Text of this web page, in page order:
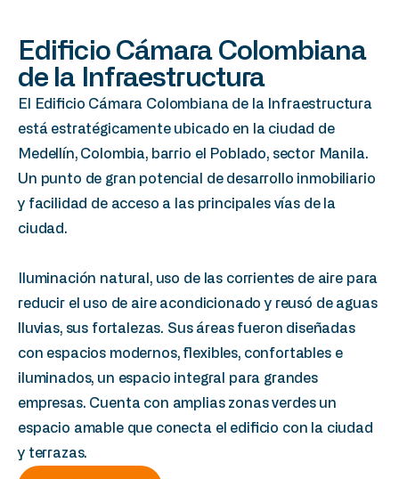
Edificio Cámara Colombiana
de la Infraestructura
El Edificio Cámara Colombiana de la Infraestructura
está estratégicamente ubicado en la ciudad de
Medellín, Colombia, barrio el Poblado, sector Manila.
Un punto de gran potencial de desarrollo inmobiliario
y facilidad de acceso a las principales vías de la
ciudad.
Iluminación natural, uso de las corrientes de aire para
reducir el uso de aire acondicionado y reusó de aguas
lluvias, sus fortalezas. Sus áreas fueron diseñadas
con espacios modernos, flexibles, confortables e
iluminados, un espacio integral para grandes
empresas. Cuenta con amplias zonas verdes un
espacio amable que conecta el edificio con la ciudad
y terrazas.